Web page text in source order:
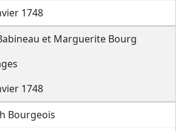
1748
et Marguerite Bourg
1748
Bourgeois